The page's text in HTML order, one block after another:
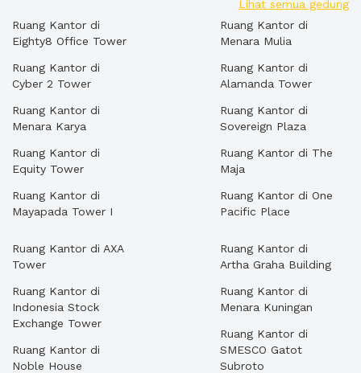
Lihat semua gedung
Ruang Kantor di
Eighty8 Office Tower
Ruang Kantor di
Cyber 2 Tower
Ruang Kantor di
Menara Karya
Ruang Kantor di
Equity Tower
Ruang Kantor di
Mayapada Tower I
Ruang Kantor di
Menara Mulia
Ruang Kantor di
Alamanda Tower
Ruang Kantor di
Sovereign Plaza
Ruang Kantor di The
Maja
Ruang Kantor di One
Pacific Place
Ruang Kantor di AXA
Tower
Ruang Kantor di
Indonesia Stock
Exchange Tower
Ruang Kantor di
Noble House
Ruang Kantor di
Artha Graha Building
Ruang Kantor di
Menara Kuningan
Ruang Kantor di
SMESCO Gatot
Subroto